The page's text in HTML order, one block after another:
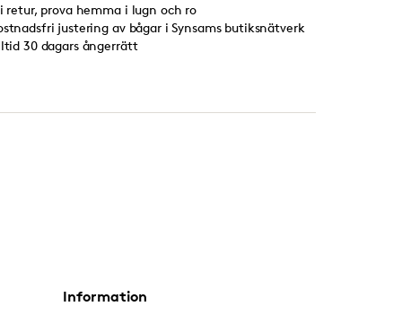
retur, prova hemma i lugn och ro
justering av bågar i Synsams butiksnätverk
30 dagars ångerrätt
Information